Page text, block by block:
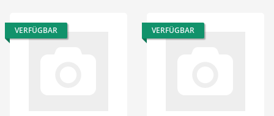
VERFÜGBAR VERFÜGBAR